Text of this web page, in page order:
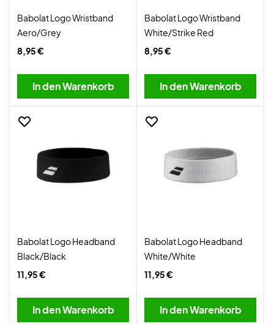
Babolat Logo Wristband
Aero/Grey
8,95 €
In den Warenkorb
Babolat Logo Wristband
White/Strike Red
8,95 €
In den Warenkorb
Babolat Logo Headband
Black/Black
11,95 €
In den Warenkorb
Babolat Logo Headband
White/White
11,95 €
In den Warenkorb